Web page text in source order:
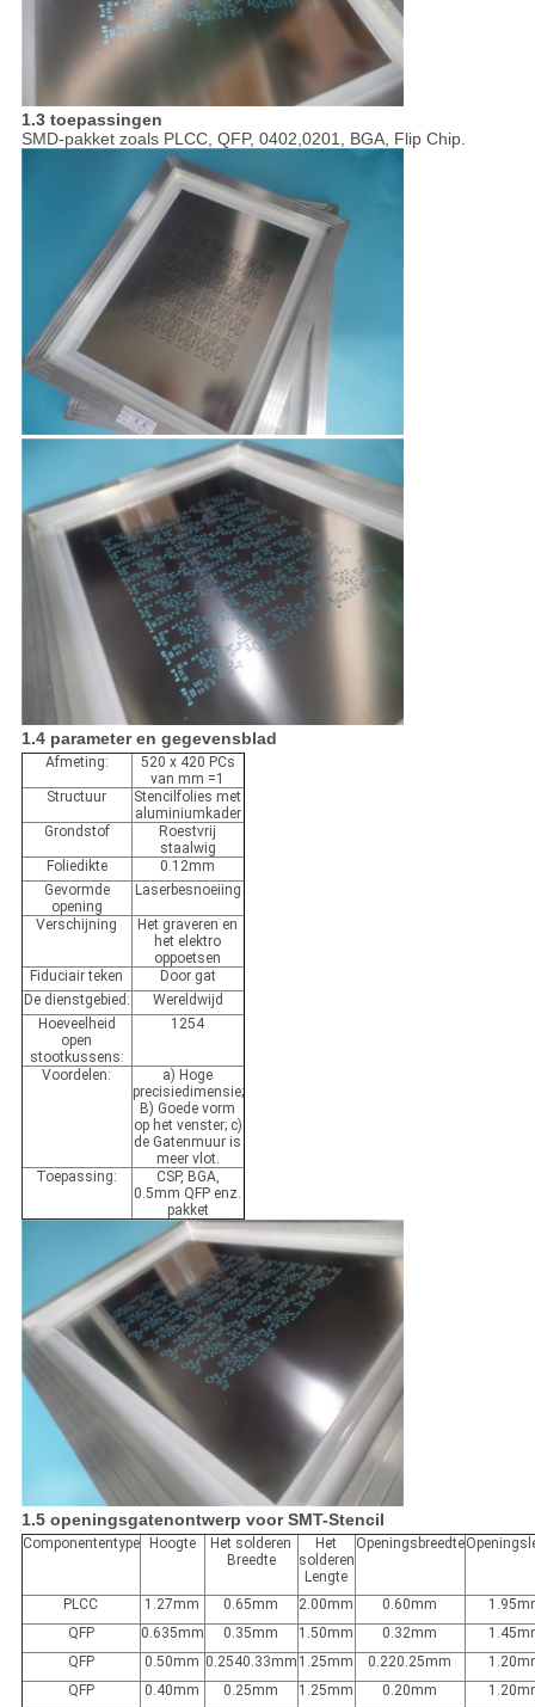
1.3 toepassingen
SMD-pakket zoals PLCC, QFP, 0402,0201, BGA, Flip Chip.
1.4 parameter en gegevensblad
Afmeting:
520 x 420 PCs
van mm =1
Structuur
Stencilfolies met
aluminiumkader
Grondstof
Roestvrij
staalwig
Foliedikte
0.12mm
Gevormde
opening
Laserbesnoeiing
Verschijning
Het graveren en
het elektro
oppoetsen
Fiduciair teken
Door gat
De dienstgebied:
Wereldwijd
Hoeveelheid
open
stootkussens:
1254
Voordelen:
a) Hoge
precisiedimensie;
B) Goede vorm
op het venster; c)
de Gatenmuur is
meer vlot.
Toepassing:
CSP, BGA,
0.5mm QFP enz.
pakket
1.5 openingsgatenontwerp voor SMT-Stencil
Componententype Hoogte
Het solderen
Breedte
Het
solderen
Lengte
Openingsbreedte
PLCC 1.27mm 0.65mm 2.00mm 0.60mm
QFP
0.635mm 0.35mm 1.50mm 0.32mm
QFP
0.50mm 0.2540.33mm 1.25mm 0.220.25mm
QFP
0.40mm 0.25mm 1.25mm 0.20mm